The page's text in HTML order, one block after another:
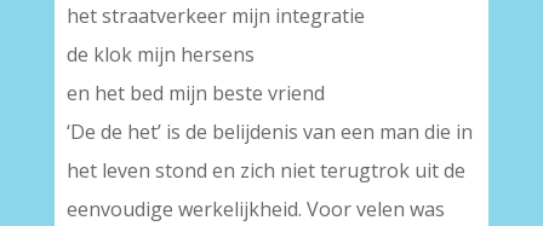
het straatverkeer mijn integratie
de klok mijn hersens
en het bed mijn beste vriend
‘De de het’ is de belijdenis van een man die in
het leven stond en zich niet terugtrok uit de
eenvoudige werkelijkheid. Voor velen was